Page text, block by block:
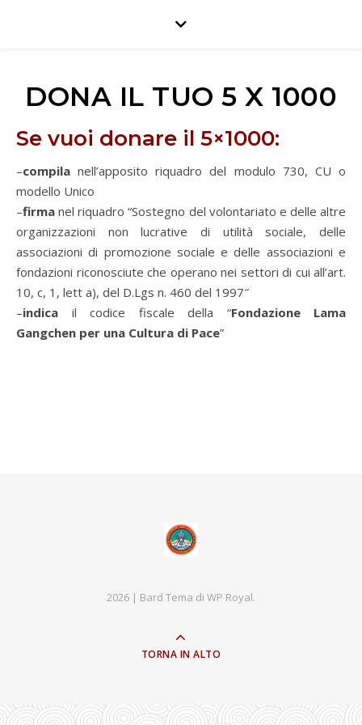
DONA IL TUO 5 X 1000
Se vuoi donare il 5×1000:
–compilanell’apposito riquadro del modulo 730, CU o
modello Unico
–firma nel riquadro “Sostegno del volontariato e delle altre
organizzazioni non lucrative di utilità sociale, delle
associazioni di promozione sociale e delle associazioni e
fondazioni riconosciute che operano nei settori di cui all’art.
10, c, 1, lett a), del D.Lgs n. 460 del 1997″
–indica il codice fiscale della “Fondazione Lama
Gangchen per una Cultura di Pace”
2026 | Bard Tema di WP Royal.
TORNA IN ALTO